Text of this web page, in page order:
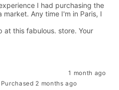
I had purchasing the
Any time I'm in Paris, I
at this fabulous. store. Your
1 month ago
Purchased 2 months ago